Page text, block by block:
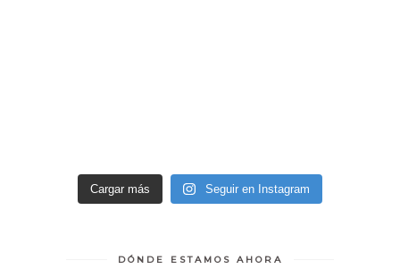
Cargar más Seguir en Instagram
DÓNDE ESTAMOS AHORA